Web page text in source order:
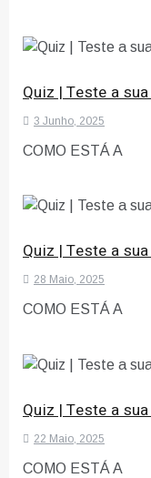
Quiz | Teste a
3 Junho, 2025
COMO ESTÁ A
Quiz | Teste a
28 Maio, 2025
COMO ESTÁ A
Quiz | Teste a
22 Maio, 2025
COMO ESTÁ A